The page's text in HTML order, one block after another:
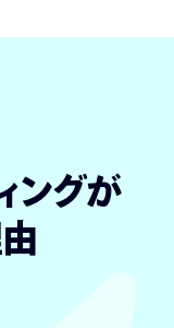
ングが